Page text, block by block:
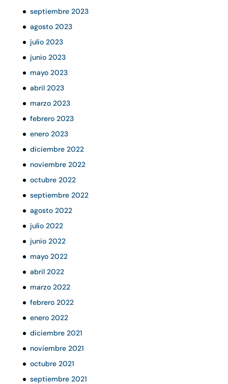
septiembre 2023
agosto 2023
julio 2023
junio 2023
mayo 2023
abril 2023
marzo 2023
febrero 2023
enero 2023
diciembre 2022
noviembre 2022
octubre 2022
septiembre 2022
agosto 2022
julio 2022
junio 2022
mayo 2022
abril 2022
marzo 2022
febrero 2022
enero 2022
diciembre 2021
noviembre 2021
octubre 2021
septiembre 2021